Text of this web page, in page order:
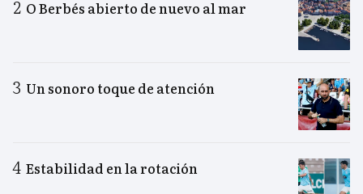
O Berbés abierto de nuevo al mar
Un sonoro toque de atención
Estabilidad en la rotación